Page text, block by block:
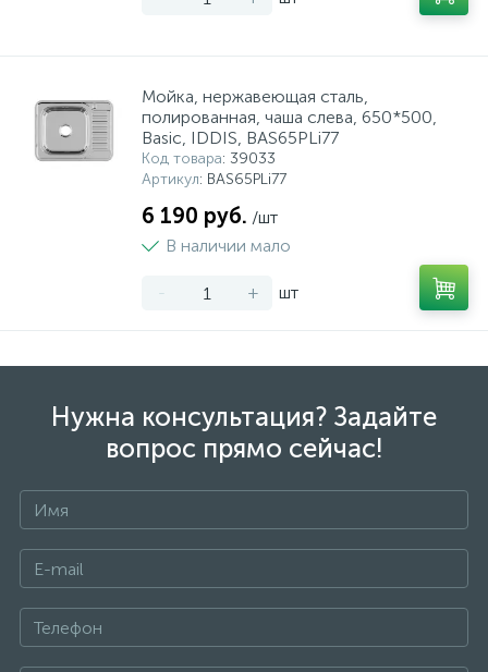
Мойка, нержавеющая сталь,
полированная, чаша слева, 650*500,
Basic, IDDIS, BAS65PLi77
Код товара: 39033
Артикул: BAS65PLi77
6 190 руб. /шт
В наличии мало
- + шт
Нужна консультация? Задайте
вопрос прямо сейчас!